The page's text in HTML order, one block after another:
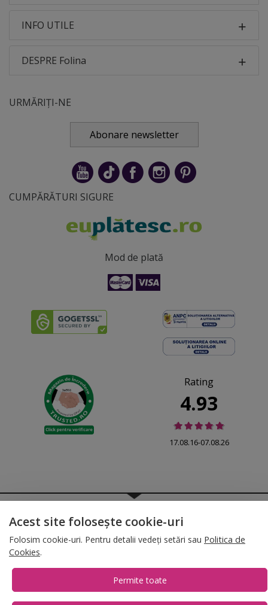
INFO UTILE
DESPRE Folina
URMĂRIȚI-NE
Abonare newsletter
CUMPĂRĂTURI SIGURE
Mod de plată
Rating
4.93
17.08.16-07.08.26
• Termene și condiții•Gestionează preferințe cookies
T:+4 0754.069.667
Acest site folosește cookie-uri
Folosim cookie-uri. Pentru detalii vedeți setări sau Politica de
Cookies.
Permite toate